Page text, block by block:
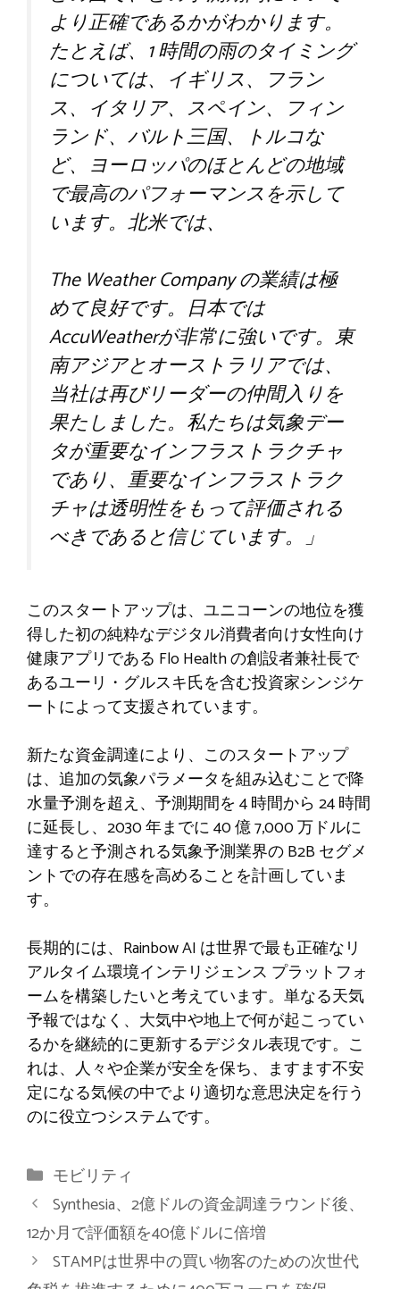
より正確であるかがわかります。
たとえば、1 時間の雨のタイミング
については、イギリス、フラン
ス、イタリア、スペイン、フィン
ランド、バルト三国、トルコな
ど、ヨーロッパのほとんどの地域
で最高のパフォーマンスを示して
います。北米では、
The Weather Company の業績は極
めて良好です。日本では
AccuWeatherが非常に強いです。東
南アジアとオーストラリアでは、
当社は再びリーダーの仲間入りを
果たしました。私たちは気象デー
タが重要なインフラストラクチャ
であり、重要なインフラストラク
チャは透明性をもって評価される
べきであると信じています。」
このスタートアップは、ユニコーンの地位を獲
得した初の純粋なデジタル消費者向け女性向け
健康アプリである Flo Health の創設者兼社長で
あるユーリ・グルスキ氏を含む投資家シンジケ
ートによって支援されています。
新たな資金調達により、このスタートアップ
は、追加の気象パラメータを組み込むことで降
水量予測を超え、予測期間を 4 時間から 24 時間
に延長し、2030 年までに 40 億 7,000 万ドルに
達すると予測される気象予測業界の B2B セグメ
ントでの存在感を高めることを計画していま
す。
長期的には、Rainbow AI は世界で最も正確なリ
アルタイム環境インテリジェンス プラットフォ
ームを構築したいと考えています。単なる天気
予報ではなく、大気中や地上で何が起こってい
るかを継続的に更新するデジタル表現です。こ
れは、人々や企業が安全を保ち、ますます不安
定になる気候の中でより適切な意思決定を行う
のに役立つシステムです。
カ
テ
ゴ
リ
ー
モビリティ
Synthesia、2億ドルの資金調達ラウンド後、
12か月で評価額を40億ドルに倍増
STAMPは世界中の買い物客のための次世代